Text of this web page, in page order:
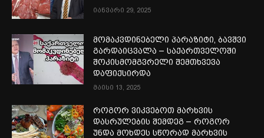
იანვარი 29, 2025
მომაკვდინებელი პარაზიტი, ბავშვი
გარდაიცვალა – საქართველოში
შოკისმომგვრელი შემთხვევა
დაფიქსირდა
მაისი 13, 2025
როგორ ვიკვებოთ მარხვის
დასრულების შემდეგ – როგორ
უნდა მოხდეს სწორად მარხვის